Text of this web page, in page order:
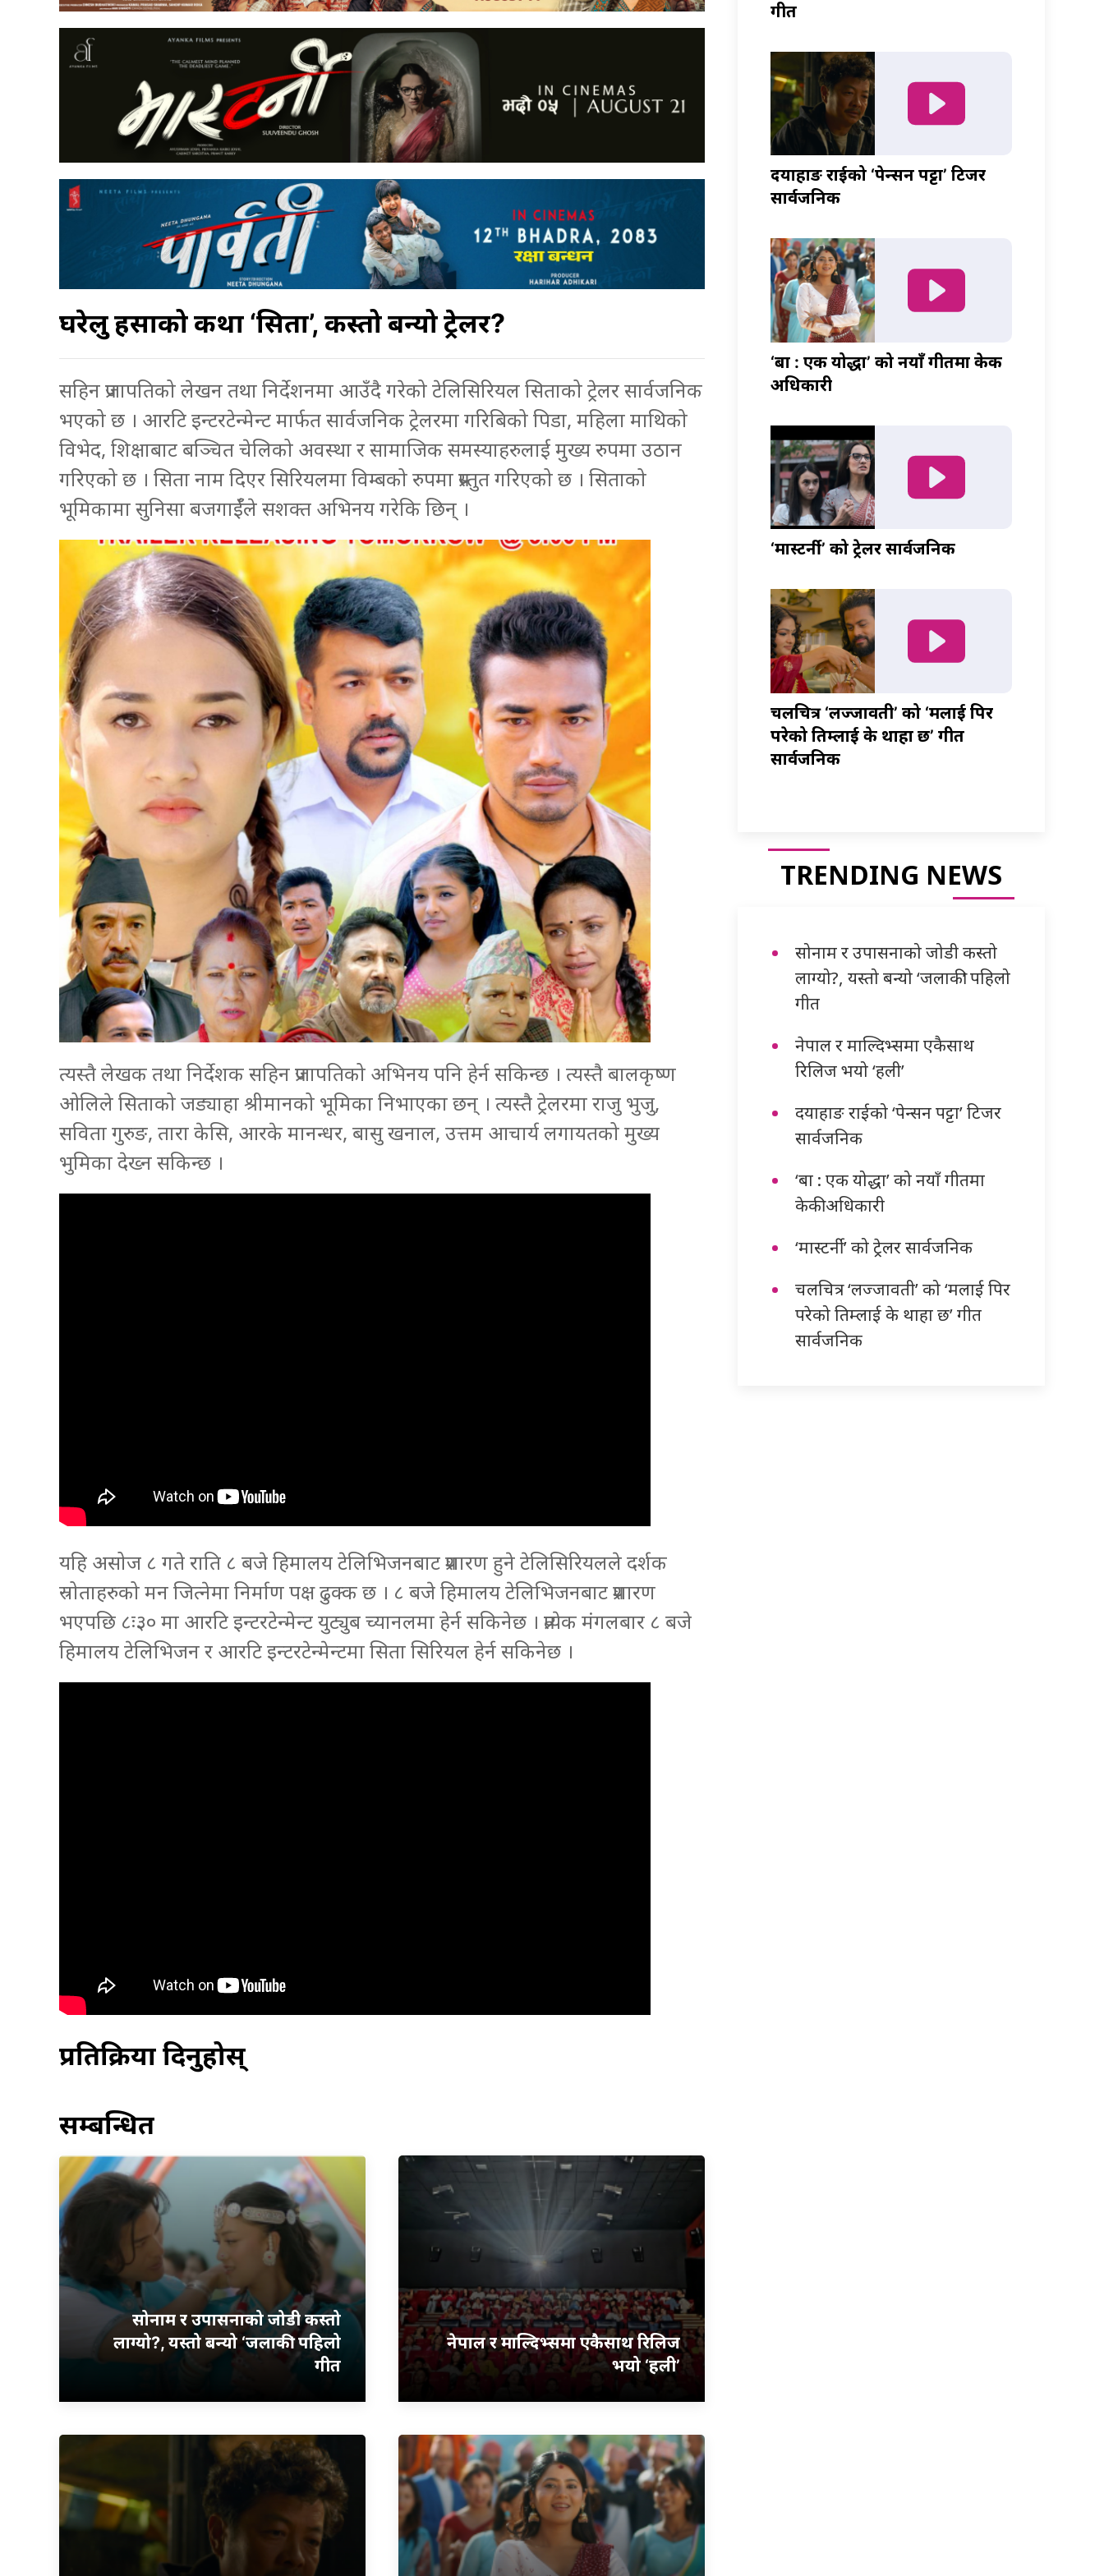
घरेलु हिंसाको कथा ‘सिता’, कस्तो बन्यो ट्रेलर?
सहिन प्रजापतिको लेखन तथा निर्देशनमा आउँदै गरेको टेलिसिरियल सिताको ट्रेलर सार्वजनिक
भएको छ । आरटि इन्टरटेन्मेन्ट मार्फत सार्वजनिक ट्रेलरमा गरिबिको पिडा, महिला माथिको
विभेद, शिक्षाबाट बञ्चित चेलिको अवस्था र सामाजिक समस्याहरुलाई मुख्य रुपमा उठान
गरिएको छ । सिता नाम दिएर सिरियलमा विम्बको रुपमा प्रस्तुत गरिएको छ । सिताको
भूमिकामा सुनिसा बजगाईँले सशक्त अभिनय गरेकि छिन् ।
त्यस्तै लेखक तथा निर्देशक सहिन प्रजापतिको अभिनय पनि हेर्न सकिन्छ । त्यस्तै बालकृष्ण
ओलिले सिताको जड्याहा श्रीमानको भूमिका निभाएका छन् । त्यस्तै ट्रेलरमा राजु भुजु,
सविता गुरुङ, तारा केसि, आरके मानन्धर, बासु खनाल, उत्तम आचार्य लगायतको मुख्य
भुमिका देख्न सकिन्छ ।
यहि असोज ८ गते राति ८ बजे हिमालय टेलिभिजनबाट प्रशारण हुने टेलिसिरियलले दर्शक
स्रोताहरुको मन जित्नेमा निर्माण पक्ष ढुक्क छ । ८ बजे हिमालय टेलिभिजनबाट प्रशारण
भएपछि ८ः३० मा आरटि इन्टरटेन्मेन्ट युट्युब च्यानलमा हेर्न सकिनेछ । प्रत्येक मंगलबार ८ बजे
हिमालय टेलिभिजन र आरटि इन्टरटेन्मेन्टमा सिता सिरियल हेर्न सकिनेछ ।
प्रतिक्रिया दिनुहोस्
सम्बन्धित
सोनाम र उपासनाको जोडी कस्तो
लाग्यो?, यस्तो बन्यो ‘जलाकी’ पहिलो
गीत
नेपाल र माल्दिभ्समा एकैसाथ रिलिज
भयो ‘हली’
गीत
दयाहाङ राईको ‘पेन्सन पट्टा’ टिजर
सार्वजनिक
‘बा : एक योद्धा’ को नयाँ गीतमा केकी
अधिकारी
‘मास्टर्नी’ को ट्रेलर सार्वजनिक
चलचित्र ‘लज्जावती’ को ‘मलाई पिर
परेको तिम्लाई के थाहा छ’ गीत
सार्वजनिक
TRENDING NEWS
सोनाम र उपासनाको जोडी कस्तो
लाग्यो?, यस्तो बन्यो ‘जलाकी’ पहिलो
गीत
नेपाल र माल्दिभ्समा एकैसाथ
रिलिज भयो ‘हली’
दयाहाङ राईको ‘पेन्सन पट्टा’ टिजर
सार्वजनिक
‘बा : एक योद्धा’ को नयाँ गीतमा
केकी अधिकारी
‘मास्टर्नी’ को ट्रेलर सार्वजनिक
चलचित्र ‘लज्जावती’ को ‘मलाई पिर
परेको तिम्लाई के थाहा छ’ गीत
सार्वजनिक